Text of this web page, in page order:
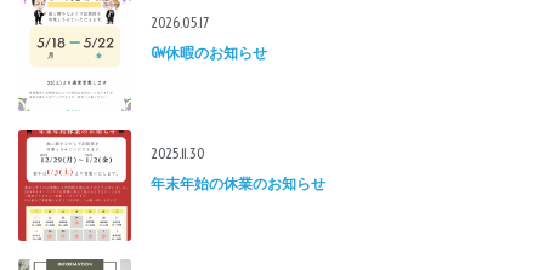
2026.05.17
GW休暇のお知らせ
2025.11.30
年末年始の休業のお知らせ